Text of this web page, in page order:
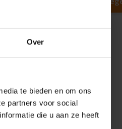
Over
te bieden en om ons
partners voor social
die u aan ze heeft